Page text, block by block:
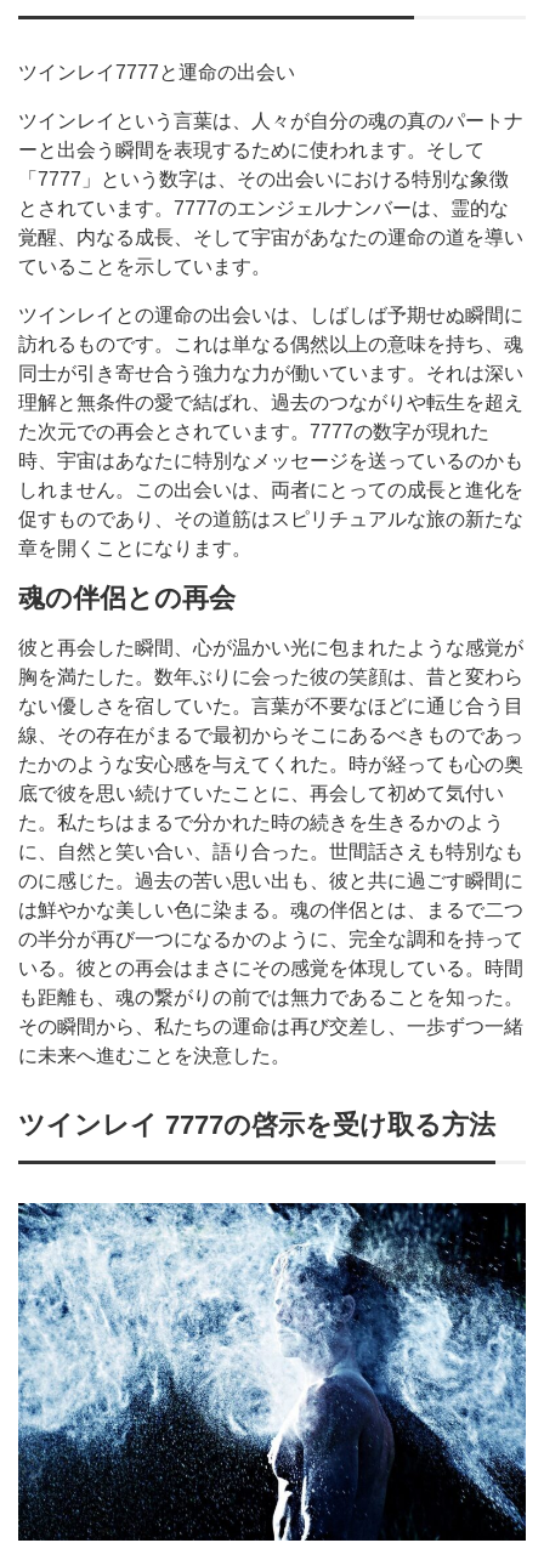
ツインレイ7777と運命の出会い
ツインレイという言葉は、人々が自分の魂の真のパートナ
ーと出会う瞬間を表現するために使われます。そして
「7777」という数字は、その出会いにおける特別な象徴
とされています。7777のエンジェルナンバーは、霊的な
覚醒、内なる成長、そして宇宙があなたの運命の道を導い
ていることを示しています。
ツインレイとの運命の出会いは、しばしば予期せぬ瞬間に
訪れるものです。これは単なる偶然以上の意味を持ち、魂
同士が引き寄せ合う強力な力が働いています。それは深い
理解と無条件の愛で結ばれ、過去のつながりや転生を超え
た次元での再会とされています。7777の数字が現れた
時、宇宙はあなたに特別なメッセージを送っているのかも
しれません。この出会いは、両者にとっての成長と進化を
促すものであり、その道筋はスピリチュアルな旅の新たな
章を開くことになります。
魂の伴侶との再会
彼と再会した瞬間、心が温かい光に包まれたような感覚が
胸を満たした。数年ぶりに会った彼の笑顔は、昔と変わら
ない優しさを宿していた。言葉が不要なほどに通じ合う目
線、その存在がまるで最初からそこにあるべきものであっ
たかのような安心感を与えてくれた。時が経っても心の奥
底で彼を思い続けていたことに、再会して初めて気付い
た。私たちはまるで分かれた時の続きを生きるかのよう
に、自然と笑い合い、語り合った。世間話さえも特別なも
のに感じた。過去の苦い思い出も、彼と共に過ごす瞬間に
は鮮やかな美しい色に染まる。魂の伴侶とは、まるで二つ
の半分が再び一つになるかのように、完全な調和を持って
いる。彼との再会はまさにその感覚を体現している。時間
も距離も、魂の繋がりの前では無力であることを知った。
その瞬間から、私たちの運命は再び交差し、一歩ずつ一緒
に未来へ進むことを決意した。
ツインレイ 7777の啓示を受け取る方法